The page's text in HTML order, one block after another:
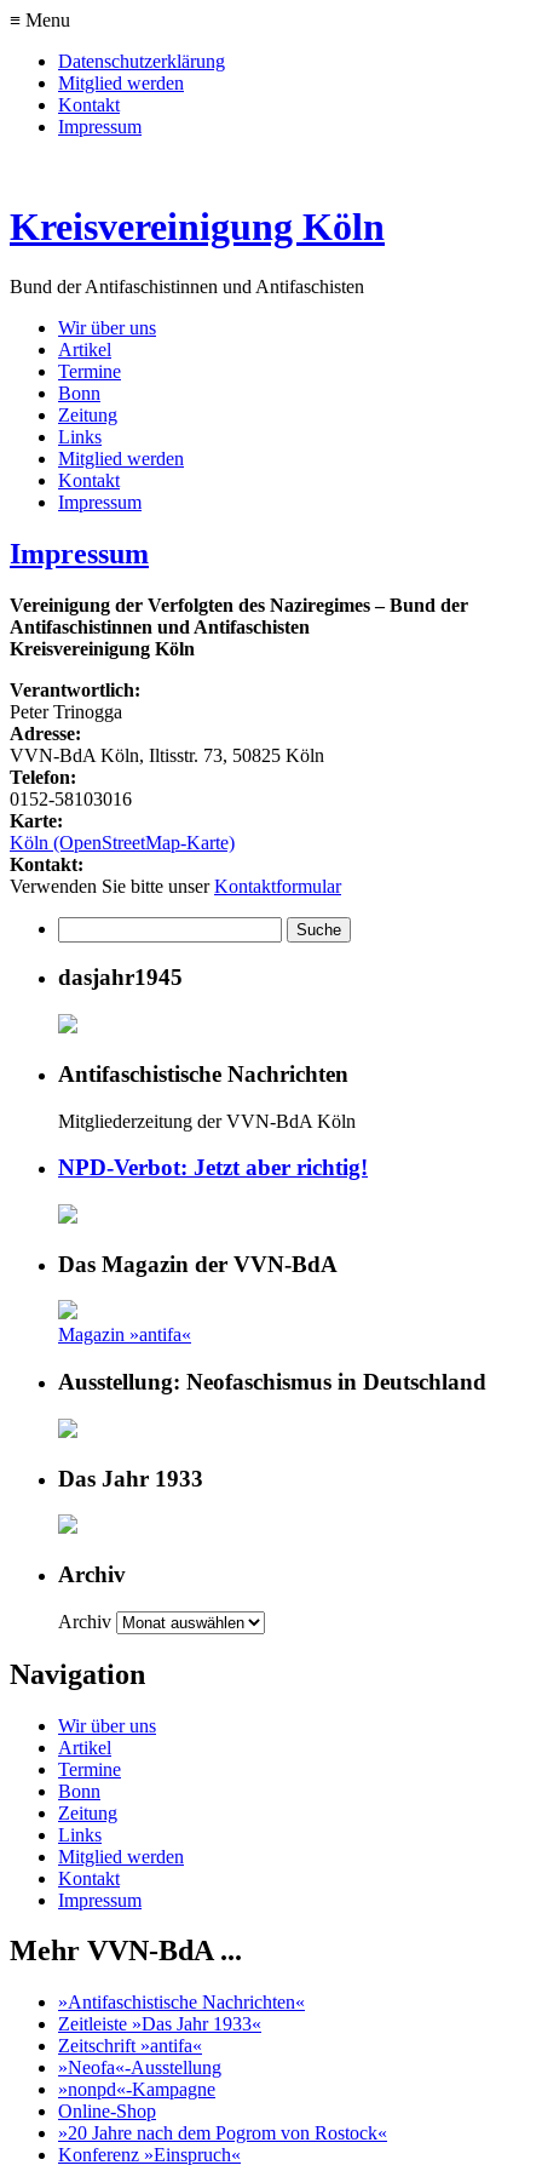
≡ Menu
Datenschutzerklärung
Mitglied werden
Kontakt
Impressum
Kreisvereinigung Köln
Bund der Antifaschistinnen und Antifaschisten
Wir über uns
Artikel
Termine
Bonn
Zeitung
Links
Mitglied werden
Kontakt
Impressum
Impressum
Vereinigung der Verfolgten des Naziregimes – Bund der
Antifaschistinnen und Antifaschisten
Kreisvereinigung Köln
Verantwortlich:
Peter Trinogga
Adresse:
VVN-BdA Köln, Iltisstr. 73, 50825 Köln
Telefon:
0152-58103016
Karte:
Köln (OpenStreetMap-Karte)
Kontakt:
Verwenden Sie bitte unserKontaktformular
dasjahr1945
Antifaschistische Nachrichten
Mitgliederzeitung der VVN-BdA Köln
NPD-Verbot: Jetzt aber richtig!
Das Magazin der VVN-BdA
Magazin »antifa«
Ausstellung: Neofaschismus in Deutschland
Das Jahr 1933
Archiv
Archiv
Navigation
Wir über uns
Artikel
Termine
Bonn
Zeitung
Links
Mitglied werden
Kontakt
Impressum
Mehr VVN-BdA ...
»Antifaschistische Nachrichten«
Zeitleiste »Das Jahr 1933«
Zeitschrift »antifa«
»Neofa«-Ausstellung
»nonpd«-Kampagne
Online-Shop
»20 Jahre nach dem Pogrom von Rostock«
Konferenz »Einspruch«